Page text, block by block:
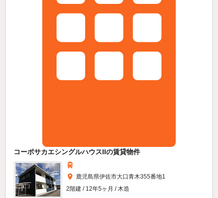
コーポサカエシングルハウスIIの賃貸物件
鹿児島県伊佐市大口青木355番地1
2階建 / 12年5ヶ月 / 木造